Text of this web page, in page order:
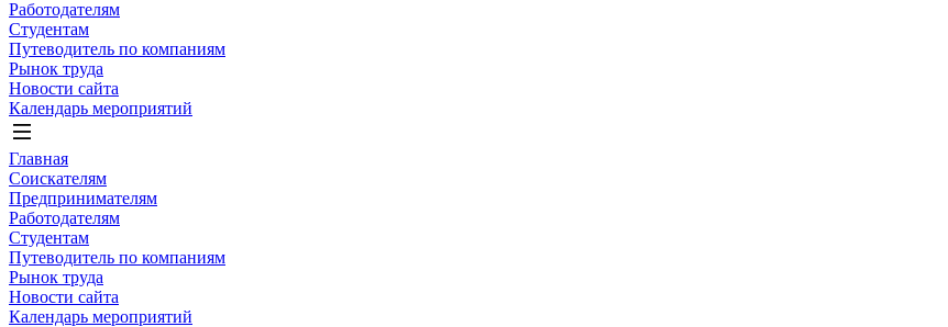
Работодателям
Студентам
Путеводитель по компаниям
Рынок труда
Новости сайта
Календарь мероприятий
Главная
Соискателям
Предпринимателям
Работодателям
Студентам
Путеводитель по компаниям
Рынок труда
Новости сайта
Календарь мероприятий